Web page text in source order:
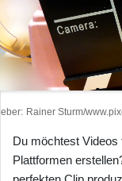
Rainer Sturm/
Du möchtest Videos
Plattformen